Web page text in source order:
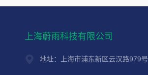
上海蔚雨科技有限公司
地址：上海市浦东新区云汉路979号